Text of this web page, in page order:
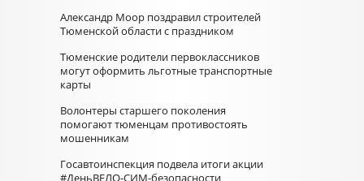
Александр Моор поздравил строителей
Тюменской области с праздником
Тюменские родители первоклассников
могут оформить льготные транспортные
карты
Волонтеры старшего поколения
помогают тюменцам противостоять
мошенникам
Госавтоинспекция подвела итоги акции
#ДеньВЕЛО-СИМ-безопасности